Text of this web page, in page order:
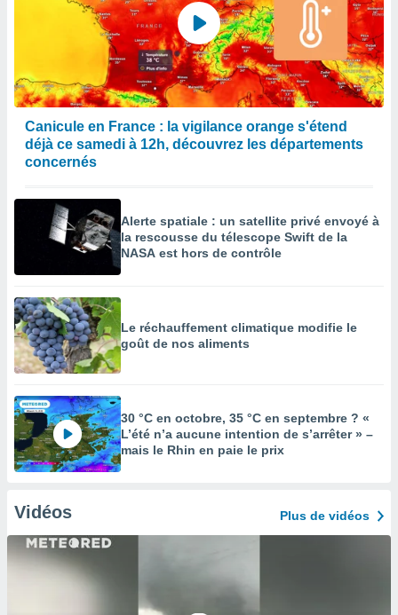
Canicule en France : la vigilance orange s'étend
déjà ce samedi à 12h, découvrez les départements
concernés
Alerte spatiale : un satellite privé envoyé à
la rescousse du télescope Swift de la
NASA est hors de contrôle
Le réchauffement climatique modifie le
goût de nos aliments
30 °C en octobre, 35 °C en septembre ? «
L’été n’a aucune intention de s’arrêter » –
mais le Rhin en paie le prix
Vidéos Plus de vidéos